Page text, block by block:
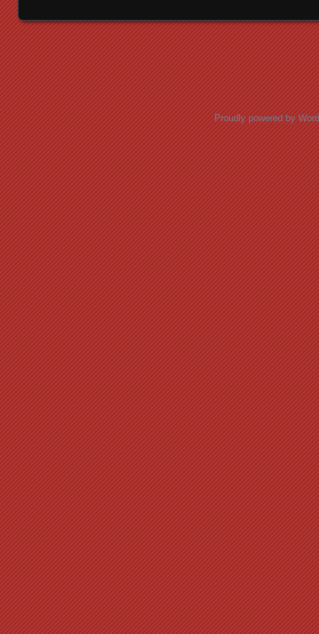
Proudly powered by